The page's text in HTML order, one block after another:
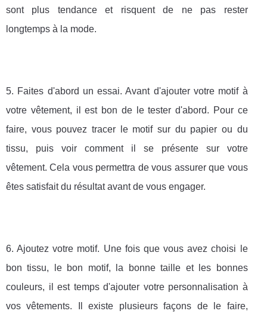
sont plus tendance et risquent de ne pas rester
longtemps à la mode.
5. Faites d'abord un essai. Avant d'ajouter votre motif à
votre vêtement, il est bon de le tester d'abord. Pour ce
faire, vous pouvez tracer le motif sur du papier ou du
tissu, puis voir comment il se présente sur votre
vêtement. Cela vous permettra de vous assurer que vous
êtes satisfait du résultat avant de vous engager.
6. Ajoutez votre motif. Une fois que vous avez choisi le
bon tissu, le bon motif, la bonne taille et les bonnes
couleurs, il est temps d'ajouter votre personnalisation à
vos vêtements. Il existe plusieurs façons de le faire,